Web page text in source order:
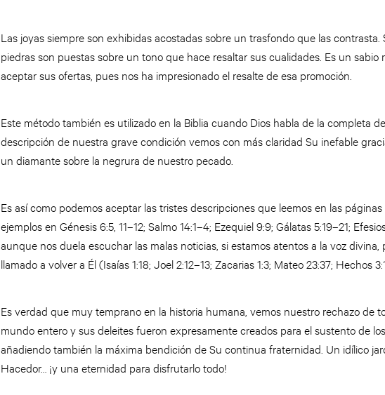
Las joyas siempre son exhibidas acostadas sobre un trasfondo que las contrasta.
piedras son puestas sobre un tono que hace resaltar sus cualidades. Es un
aceptar sus ofertas, pues nos ha impresionado el resalte de esa promoción.
Este método también es utilizado en la Biblia cuando Dios habla de la completa
descripción de nuestra grave condición vemos con más claridad Su inefable
un diamante sobre la negrura de nuestro pecado.
Es así como podemos aceptar las tristes descripciones que leemos en las
ejemplos en Génesis 6:5, 11–12; Salmo 14:1–4; Ezequiel 9:9; Gálatas 5:19–21;
aunque nos duela escuchar las malas noticias, si estamos atentos a la voz
llamado a volver a Él (Isaías 1:18; Joel 2:12–13; Zacarias 1:3; Mateo 23:37; Hechos
Es verdad que muy temprano en la historia humana, vemos nuestro rechazo de
mundo entero y sus deleites fueron expresamente creados para el sustento de
añadiendo también la máxima bendición de Su continua fraternidad. Un idílico
Hacedor… ¡y una eternidad para disfrutarlo todo!